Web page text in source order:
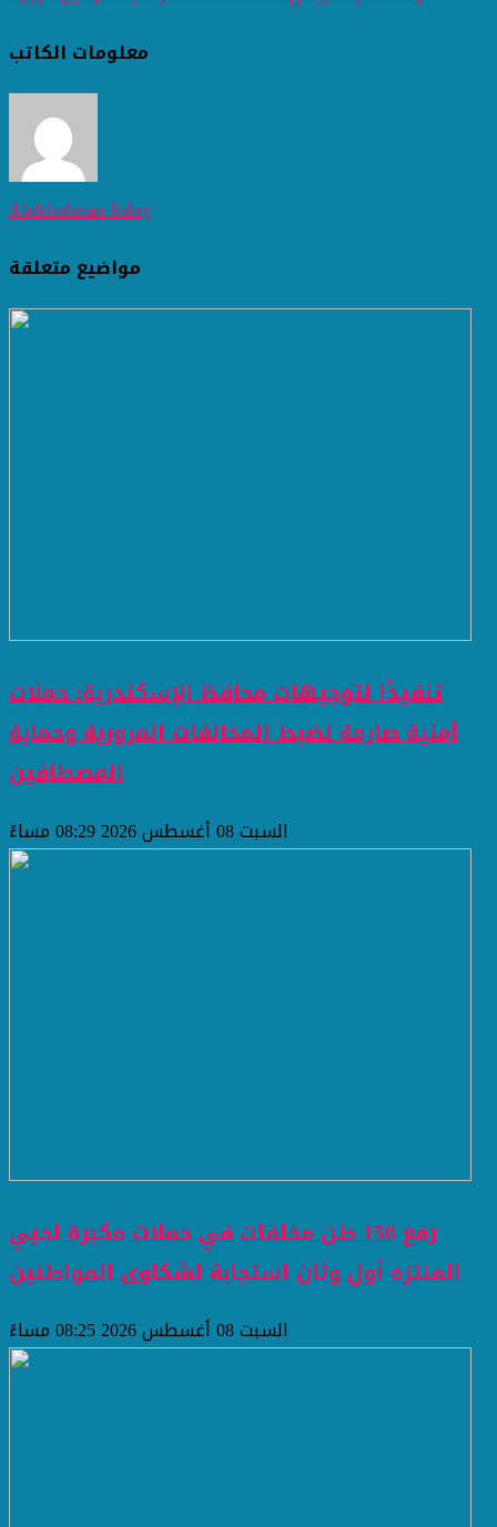
معلومات الكاتب
Abdelrahman Sabry
مواضيع متعلقة
تنفيذًا لتوجيهات محافظ الإسكندرية: حملات
أمنية صارمة لضبط المخالفات المرورية وحماية
المصطافين
السبت 08 أغسطس 2026 08:29 مساءً
رفع 150 طن مخلفات في حملات مكبرة لحيي
المنتزه أول وثان استجابة لشكاوى المواطنين
السبت 08 أغسطس 2026 08:25 مساءً